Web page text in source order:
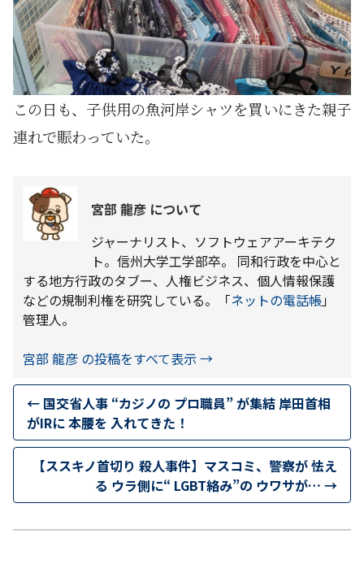
この日も、子供用の魚河岸シャツを買いにきた親子
連れで賑わっていた。
宮部 龍彦 について
ジャーナリスト、ソフトウェアアーキテク
ト。信州大学工学部卒。 同和行政を中心と
する地方行政のタブー、人権ビジネス、個人情報保護
などの規制利権を研究している。「ネットの電話帳」
管理人。
宮部 龍彦 の投稿をすべて表示 →
← 国交省人事 “カジノの プロ職員” が集結 岸田首相
がIRに 本腰を 入れてきた！
【ススキノ首切り 殺人事件】マスコミ、警察が 怯え
る ウラ側に“ LGBT絡み”の ウワサが… →